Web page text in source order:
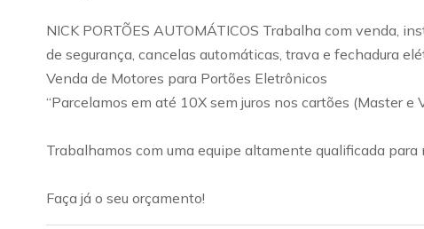
NICK PORTÕES AUTOMÁTICOS Trabalha com venda,
de segurança, cancelas automáticas, trava e fechadura
Venda de Motores para Portões Eletrônicos
“Parcelamos em até 10X sem juros nos cartões (Master e
Trabalhamos com uma equipe altamente qualificada
Faça já o seu orçamento!